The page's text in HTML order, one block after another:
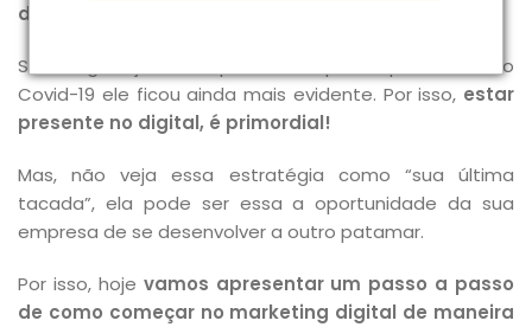
digital
Se o digital já era importante, após a pandemia do
Covid-19 ele ficou ainda mais evidente. Por isso, estar
presente no digital, é primordial!
Mas, não veja essa estratégia como “sua última
tacada”, ela pode ser essa a oportunidade da sua
empresa de se desenvolver a outro patamar.
Por isso, hoje vamos apresentar um passo a passo
de como começar no marketing digital de maneira